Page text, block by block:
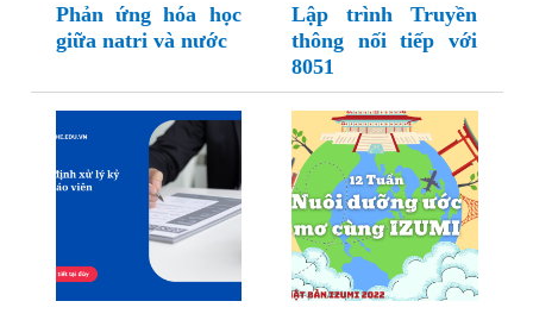
Phản ứng hóa học
giữa natri và nước
Lập trình Truyền
thông nối tiếp với
8051